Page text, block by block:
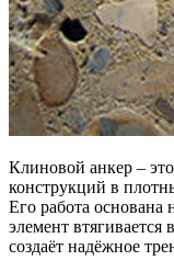
Клиновой анкер –
конструкций в
Его работа основана
элемент втягивается
создаёт надёжное